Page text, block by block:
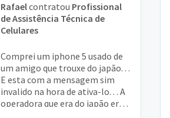
Rafaelcontratou Profissional
de Assistência Técnica de
Celulares
Comprei um iphone 5 usado de
um amigo que trouxe do japão. . .
E esta com a mensagem sim
invalido na hora de ativa-lo. . . A
operadora que era do japão era